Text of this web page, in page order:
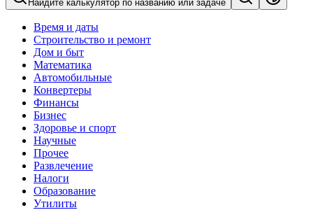
Найдите калькулятор по названию или задаче
Время и даты
Строительство и ремонт
Дом и быт
Математика
Автомобильные
Конвертеры
Финансы
Бизнес
Здоровье и спорт
Научные
Прочее
Развлечение
Налоги
Образование
Утилиты